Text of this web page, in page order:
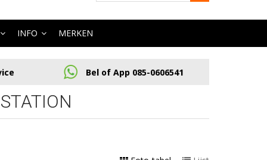
INFO MERKEN
Bel of App 085-0606541